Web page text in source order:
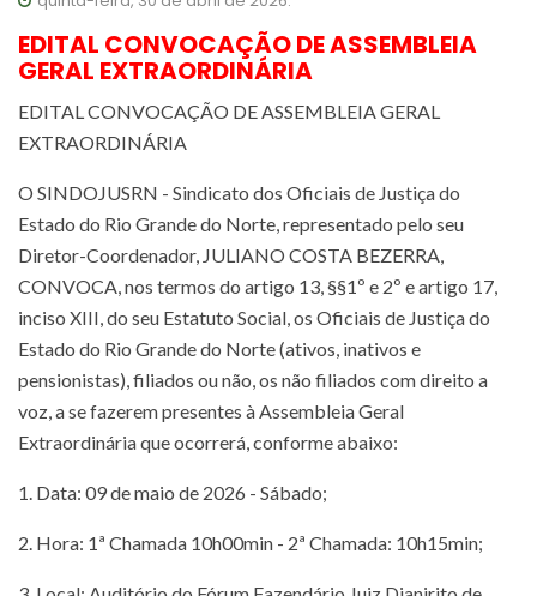
EDITAL CONVOCAÇÃO DE ASSEMBLEIA
GERAL EXTRAORDINÁRIA
EDITAL CONVOCAÇÃO DE ASSEMBLEIA GERAL
EXTRAORDINÁRIA
O SINDOJUSRN - Sindicato dos Oficiais de Justiça do
Estado do Rio Grande do Norte, representado pelo seu
Diretor-Coordenador, JULIANO COSTA BEZERRA,
CONVOCA, nos termos do artigo 13, §§1º e 2º e artigo 17,
inciso XIII, do seu Estatuto Social, os Oficiais de Justiça do
Estado do Rio Grande do Norte (ativos, inativos e
pensionistas), filiados ou não, os não filiados com direito a
voz, a se fazerem presentes à Assembleia Geral
Extraordinária que ocorrerá, conforme abaixo:
1. Data: 09 de maio de 2026 - Sábado;
2. Hora: 1ª Chamada 10h00min - 2ª Chamada: 10h15min;